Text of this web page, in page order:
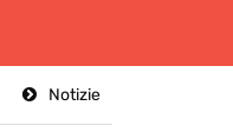
Notizie